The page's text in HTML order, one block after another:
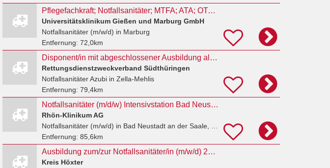
Pflegefachkraft; Notfallsanitäter; MTFA; ATA; OTA Marburg
Universitätsklinikum Gießen und Marburg GmbH
Notfallsanitäter (m/w/d) in Marburg
Entfernung: 72,0km
Disponent/in mit abgeschlossener Ausbildung als Notfallsanitäter/in
Rettungsdienstzweckverband Südthüringen
Notfallsanitäter Azubiin Zella-Mehlis
Entfernung: 79,4km
Notfallsanitäter (m/d/w) Intensivstation Bad Neustadt an der Saale
Rhön-Klinikum AG
Notfallsanitäter (m/w/d) in Bad Neustadt an der Saale, Herschfeld
Entfernung: 85,6km
Ausbildung zum/zur Notfallsanitäter/in (m/w/d) 2027
Kreis Höxter